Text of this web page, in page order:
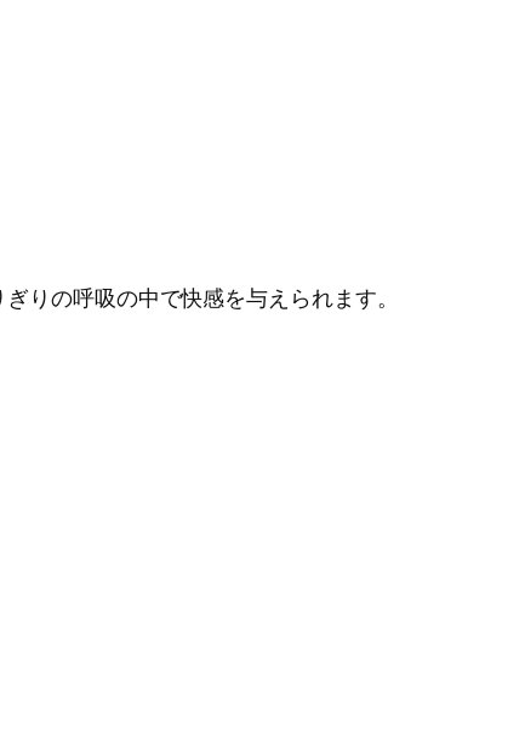
りの呼吸の中で快感を与えられます。